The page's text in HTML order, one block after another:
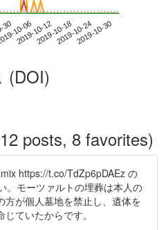
10-06
2019-10-122019-10-182019-10-242019-10-30
(DOI)
posts, 8 favorites)
https://t.co/TdZp6pDAEz の
。モーツァルトの埋葬は本人の
方が個人墓地を禁止し、遺体を
ていたからです。